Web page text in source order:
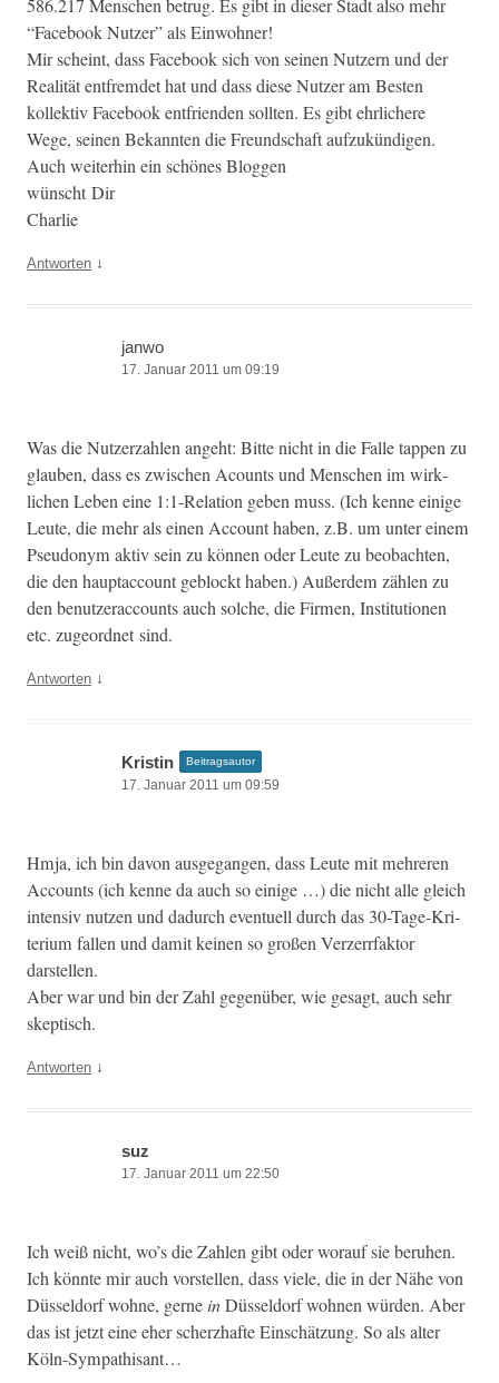
586.217 Men­schen betrug. Es gibt in dieser Stadt also mehr
“Face­book Nutzer” als Einwohner!
Mir scheint, dass Face­book sich von seinen Nutzern und der
Real­ität ent­fremdet hat und dass diese Nutzer am Besten
kollek­tiv Face­book ent­frien­den soll­ten. Es gibt ehrlichere
Wege, seinen Bekan­nten die Fre­und­schaft aufzukündigen.
Auch weit­er­hin ein schönes Bloggen
wün­scht Dir
Charlie
Antworten ↓
janwo
17. Januar 2011 um 09:19
Was die Nutzerzahlen ange­ht: Bitte nicht in die Falle tap­pen zu
glauben, dass es zwis­chen Acounts und Men­schen im wirk­
lichen Leben eine 1:1‑Relation geben muss. (Ich kenne einige
Leute, die mehr als einen Account haben, z.B. um unter einem
Pseu­do­nym aktiv sein zu kön­nen oder Leute zu beobacht­en,
die den haup­tac­count geblockt haben.) Außer­dem zählen zu
den benutzer­ac­counts auch solche, die Fir­men, Insti­tu­tio­nen
etc. zuge­ord­net sind.
Antworten ↓
Kristin Beitragsautor
17. Januar 2011 um 09:59
Hmja, ich bin davon aus­ge­gan­gen, dass Leute mit mehreren
Accounts (ich kenne da auch so einige …) die nicht alle gle­ich
inten­siv nutzen und dadurch eventuell durch das 30-Tage-Kri­
teri­um fall­en und damit keinen so großen Verz­er­rfak­tor
darstellen.
Aber war und bin der Zahl gegenüber, wie gesagt, auch sehr
skeptisch.
Antworten ↓
suz
17. Januar 2011 um 22:50
Ich weiß nicht, wo’s die Zahlen gibt oder worauf sie beruhen.
Ich kön­nte mir auch vorstellen, dass viele, die in der Nähe von
Düs­sel­dorf wohne, gerne inDüs­sel­dorf wohnen wür­den. Aber
das ist jet­zt eine eher scherzhafte Ein­schätzung. So als alter
Köln-Sympathisant…